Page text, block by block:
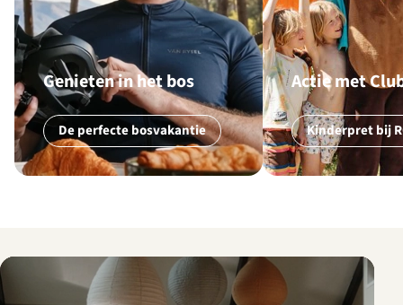
Genieten in het bos
De perfecte bosvakantie
Actie met
Kinderpret bij